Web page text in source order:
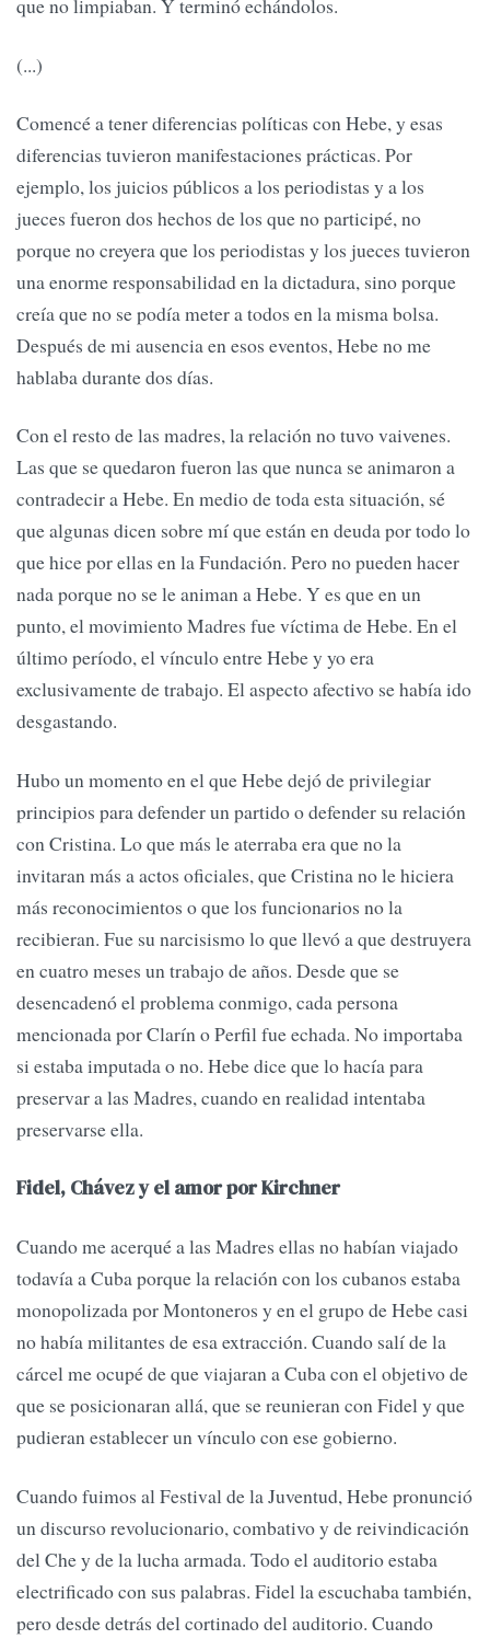
que no limpiaban. Y terminó echándolos.
(...)
Comencé a tener diferencias políticas con Hebe, y esas
diferencias tuvieron manifestaciones prácticas. Por
ejemplo, los juicios públicos a los periodistas y a los
jueces fueron dos hechos de los que no participé, no
porque no creyera que los periodistas y los jueces tuvieron
una enorme responsabilidad en la dictadura, sino porque
creía que no se podía meter a todos en la misma bolsa.
Después de mi ausencia en esos eventos, Hebe no me
hablaba durante dos días.
Con el resto de las madres, la relación no tuvo vaivenes.
Las que se quedaron fueron las que nunca se animaron a
contradecir a Hebe. En medio de toda esta situación, sé
que algunas dicen sobre mí que están en deuda por todo lo
que hice por ellas en la Fundación. Pero no pueden hacer
nada porque no se le animan a Hebe. Y es que en un
punto, el movimiento Madres fue víctima de Hebe. En el
último período, el vínculo entre Hebe y yo era
exclusivamente de trabajo. El aspecto afectivo se había ido
desgastando.
Hubo un momento en el que Hebe dejó de privilegiar
principios para defender un partido o defender su relación
con Cristina. Lo que más le aterraba era que no la
invitaran más a actos oficiales, que Cristina no le hiciera
más reconocimientos o que los funcionarios no la
recibieran. Fue su narcisismo lo que llevó a que destruyera
en cuatro meses un trabajo de años. Desde que se
desencadenó el problema conmigo, cada persona
mencionada por Clarín o Perfil fue echada. No importaba
si estaba imputada o no. Hebe dice que lo hacía para
preservar a las Madres, cuando en realidad intentaba
preservarse ella.
Fidel, Chávez y el amor por Kirchner
Cuando me acerqué a las Madres ellas no habían viajado
todavía a Cuba porque la relación con los cubanos estaba
monopolizada por Montoneros y en el grupo de Hebe casi
no había militantes de esa extracción. Cuando salí de la
cárcel me ocupé de que viajaran a Cuba con el objetivo de
que se posicionaran allá, que se reunieran con Fidel y que
pudieran establecer un vínculo con ese gobierno.
Cuando fuimos al Festival de la Juventud, Hebe pronunció
un discurso revolucionario, combativo y de reivindicación
del Che y de la lucha armada. Todo el auditorio estaba
electrificado con sus palabras. Fidel la escuchaba también,
pero desde detrás del cortinado del auditorio. Cuando